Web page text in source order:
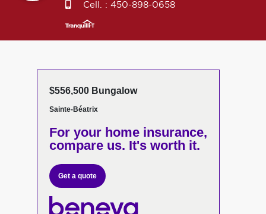
Cell. : 450-898-0658
$556,500 Bungalow
Sainte-Béatrix
For your home insurance,
compare us. It's worth it.
Get a quote